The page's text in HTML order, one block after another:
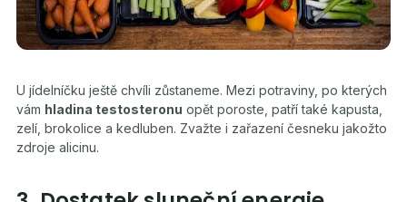
U jídelníčku ještě chvíli zůstaneme. Mezi potraviny, po kterých
vám hladina testosteronu opět poroste, patří také kapusta,
zelí, brokolice a kedluben. Zvažte i zařazení česneku jakožto
zdroje alicinu.